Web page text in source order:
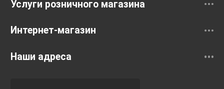
Услуги розничного магазина
Интернет-магазин
Наши адреса